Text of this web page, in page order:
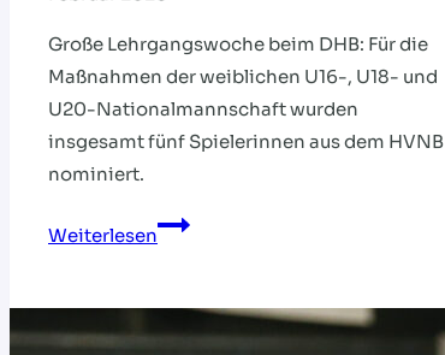
Große Lehrgangswoche beim DHB: Für die
Maßnahmen der weiblichen U16-, U18- und
U20-Nationalmannschaft wurden
insgesamt fünf Spielerinnen aus dem HVNB
nominiert.
Weiterlesen
HVNB-
Nationalmannschaften